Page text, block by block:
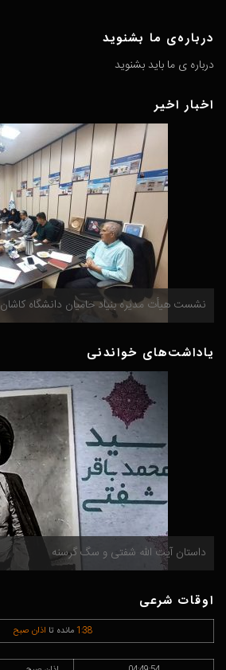
درباره‌ی ما بشنوید
درباره ی ما باید بشنوید
اخبار اخیر
نشست هیأت مدیره بنیاد حامیان دانشگاه کاشان 25 خرداد 1405
یاداشت‌های خواندنی
داستان آیت الله شفتی و سگ گرسنه
اوقات شرعی
1:38 مانده تا اذان صبح